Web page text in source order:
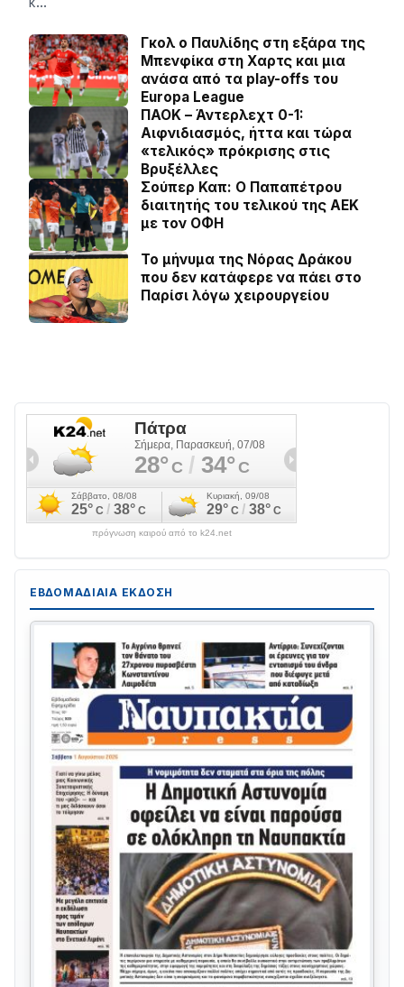
Γκολ ο Παυλίδης στη εξάρα της
Μπενφίκα στη Χαρτς και μια
ανάσα από τα play-offs του
Europa League
ΠΑΟΚ – Άντερλεχτ 0-1:
Αιφνιδιασμός, ήττα και τώρα
«τελικός» πρόκρισης στις
Βρυξέλλες
Σούπερ Καπ: Ο Παπαπέτρου
διαιτητής του τελικού της ΑΕΚ
με τον ΟΦΗ
Το μήνυμα της Νόρας Δράκου
που δεν κατάφερε να πάει στο
Παρίσι λόγω χειρουργείου
πρόγνωση καιρού από το k24.net